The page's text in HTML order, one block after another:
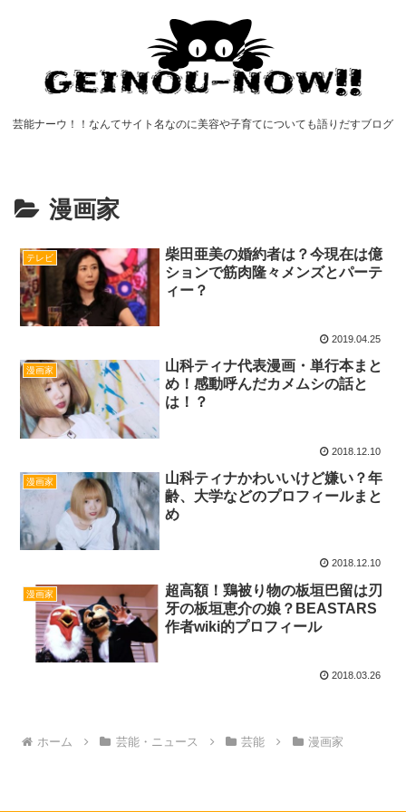
芸能ナーウ！！なんてサイト名なのに美容や子育てについても語りだすブログ
漫画家
テレビ
柴田亜美の婚約者は？今現在は億
ションで筋肉隆々メンズとパーテ
ィー？
2019.04.25
漫画家
山科ティナ代表漫画・単行本まと
め！感動呼んだカメムシの話と
は！？
2018.12.10
漫画家
山科ティナかわいいけど嫌い？年
齢、大学などのプロフィールまと
め
2018.12.10
漫画家
超高額！鶏被り物の板垣巴留は刃
牙の板垣恵介の娘？BEASTARS
作者wiki的プロフィール
2018.03.26
ホーム 芸能・ニュース 芸能 漫画家